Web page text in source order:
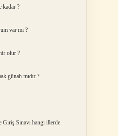
kadar ?
var mı ?
olur ?
günah mıdır ?
Sınavı hangi illerde